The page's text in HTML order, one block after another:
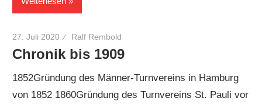
27. Juli 2020 Ralf Rembold
Chronik bis 1909
1852Gründung des Männer-Turnvereins in Hamburg
von 1852 1860Gründung des Turnvereins St. Pauli vor